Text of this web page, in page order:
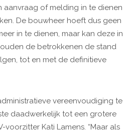
aanvraag of melding in te dienen
De bouwheer hoeft dus geen
in te dienen, maar kan deze in
de betrokkenen de stand
tot en met de definitieve
vereenvoudiging te
daadwerkelijk tot een grotere
voorzitter Kati Lamens. “Maar als